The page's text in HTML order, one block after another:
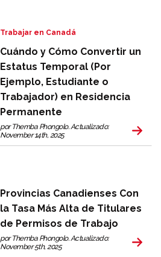
Trabajar en Canadá
Cuándo y Cómo Convertir un
Estatus Temporal (Por
Ejemplo, Estudiante o
Trabajador) en Residencia
Permanente
por Themba Phongolo. Actualizado:
November 14th, 2025
Provincias Canadienses Con
la Tasa Más Alta de Titulares
de Permisos de Trabajo
por Themba Phongolo. Actualizado:
November 5th, 2025